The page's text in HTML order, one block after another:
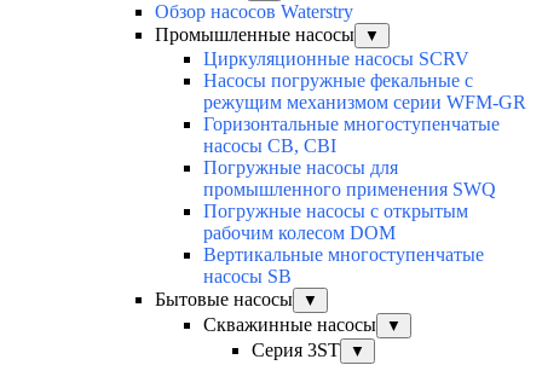
Обзор насосов Waterstry
Промышленные насосы
▼
Циркуляционные насосы SCRV
Насосы погружные фекальные с
режущим механизмом серии WFM-GR
Горизонтальные многоступенчатые
насосы CB, CBI
Погружные насосы для
промышленного применения SWQ
Погружные насосы с открытым
рабочим колесом DOM
Вертикальные многоступенчатые
насосы SB
Бытовые насосы
▼
Скважинные насосы ▼
Серия 3ST ▼